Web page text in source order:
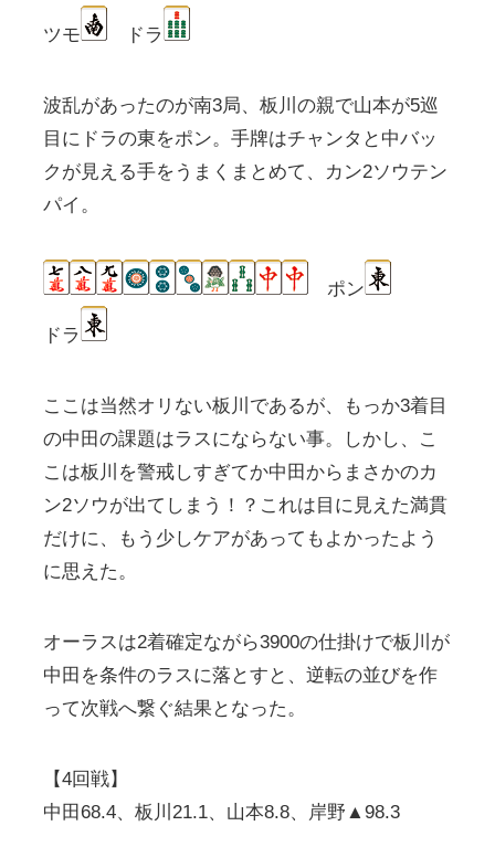
ツモ ドラ
波乱があったのが南3局、板川の親で山本が5巡
目にドラの東をポン。手牌はチャンタと中バッ
クが見える手をうまくまとめて、カン2ソウテン
パイ。
ポン
ドラ
ここは当然オリない板川であるが、もっか3着目
の中田の課題はラスにならない事。しかし、こ
こは板川を警戒しすぎてか中田からまさかのカ
ン2ソウが出てしまう！？これは目に見えた満貫
だけに、もう少しケアがあってもよかったよう
に思えた。
オーラスは2着確定ながら3900の仕掛けで板川が
中田を条件のラスに落とすと、逆転の並びを作
って次戦へ繋ぐ結果となった。
【4回戦】
中田68.4、板川21.1、山本8.8、岸野▲98.3